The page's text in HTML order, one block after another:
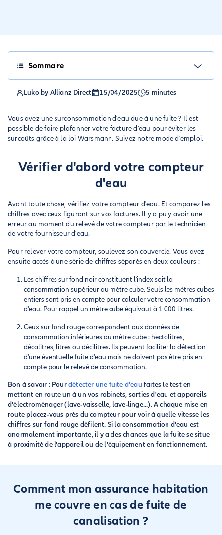
Sommaire
Luko by Allianz Direct 15/04/2025 5 minutes
Vous avez une surconsommation d'eau due à une fuite ? Il est
possible de faire plafonner votre facture d'eau pour éviter les
surcoûts grâce à la loi Warsmann. Suivez notre mode d'emploi.
Vérifier d'abord votre compteur
d'eau
Avant toute chose, vérifiez votre compteur d'eau. Et comparez les
chiffres avec ceux figurant sur vos factures. Il y a pu y avoir une
erreur au moment du relevé de votre compteur par le technicien
de votre fournisseur d'eau.
Pour relever votre compteur, soulevez son couvercle. Vous avez
ensuite accès à une série de chiffres séparés en deux couleurs :
Les chiffres sur fond noir constituent l'index soit la
consommation supérieur au mètre cube. Seuls les mètres cubes
entiers sont pris en compte pour calculer votre consommation
d'eau. Pour rappel un mètre cube équivaut à 1 000 litres.
Ceux sur fond rouge correspondent aux données de
consommation inférieures au mètre cube : hectolitres,
décalitres, litres ou décilitres. Ils peuvent faciliter la détection
d'une éventuelle fuite d'eau mais ne doivent pas être pris en
compte pour le relevé de consommation.
Bon à savoir : Pourdétecter une fuite d'eau faites le test en
mettant en route un à un vos robinets, sorties d'eau et appareils
d'électroménager (lave-vaisselle, lave-linge...). A chaque mise en
route placez-vous près du compteur pour voir à quelle vitesse les
chiffres sur fond rouge défilent. Si la consommation d'eau est
anormalement importante, il y a des chances que la fuite se situe
à proximité de l'appareil ou de l'équipement en fonctionnement.
Comment mon assurance habitation
me couvre en cas de fuite de
canalisation ?